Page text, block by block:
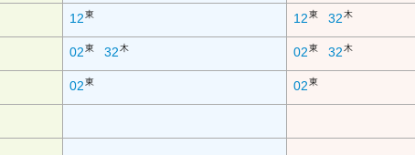
12東 12東 32木
02東 32木 02東 32木
02東 02東